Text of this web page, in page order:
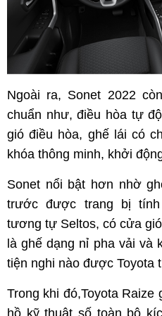
Ngoài ra, Sonet 2022
chuẩn như, điều hòa tự
gió điều hòa, ghế lái có
khóa thông minh, khởi
Sonet nổi bật hơn nhờ
trước được trang bị
tương tự Seltos, có cửa
là ghế dạng nỉ pha vải và
tiện nghi nào được Toyota
Trong khi đó,Toyota
hồ kỹ thuật số toàn bộ